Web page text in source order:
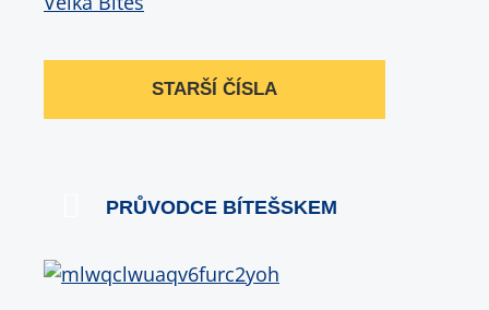
STARŠÍ ČÍSLA
PRŮVODCE BÍTEŠSKEM